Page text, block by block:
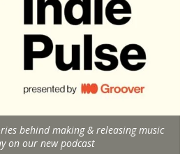
behind making & releasing music
on our new podcast